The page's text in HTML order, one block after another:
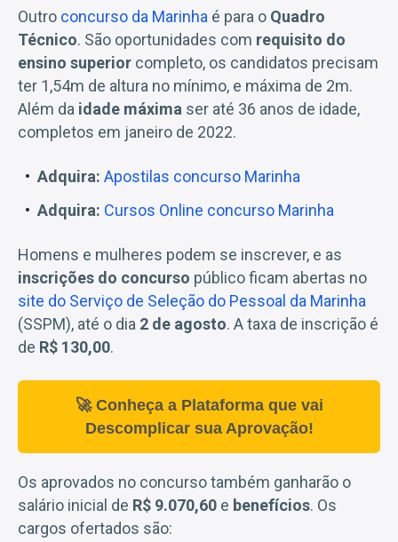
Outro concurso da Marinha é para o Quadro
Técnico. São oportunidades com requisito do
ensino superior completo, os candidatos precisam
ter 1,54m de altura no mínimo, e máxima de 2m.
Além da idade máxima ser até 36 anos de idade,
completos em janeiro de 2022.
Adquira: Apostilas concurso Marinha
Adquira: Cursos Online concurso Marinha
Homens e mulheres podem se inscrever, e as
inscrições do concurso público ficam abertas no
site do Serviço de Seleção do Pessoal da Marinha
(SSPM), até o dia 2 de agosto. A taxa de inscrição é
de R$ 130,00.
🚀 Conheça a Plataforma que vai
Descomplicar sua Aprovação!
Os aprovados no concurso também ganharão o
salário inicial de R$ 9.070,60 e benefícios. Os
cargos ofertados são: